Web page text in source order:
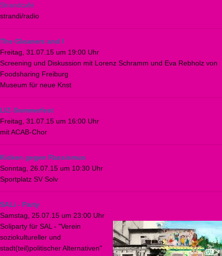
Strandcafé
strandi/radio
The Gleaners and I
Freitag, 31.07.15 um 19:00 Uhr
Screening und Diskussion mit Lorenz Schramm und Eva Rebholz von
Foodsharing Freiburg
Museum für neue Knst
LIZ-Sommerfest
Freitag, 31.07.15 um 16:00 Uhr
mit ACAB-Chor
Kicken gegen Ras­sis­mus
Sonntag, 26.07.15 um 10:30 Uhr
Sport­platz SV Sol­v
SALi - Party
Samstag, 25.07.15 um 23:00 Uhr
Soliparty für SAL - "Verein
soziokultureller und
stadt(teil)politischer Alternativen"